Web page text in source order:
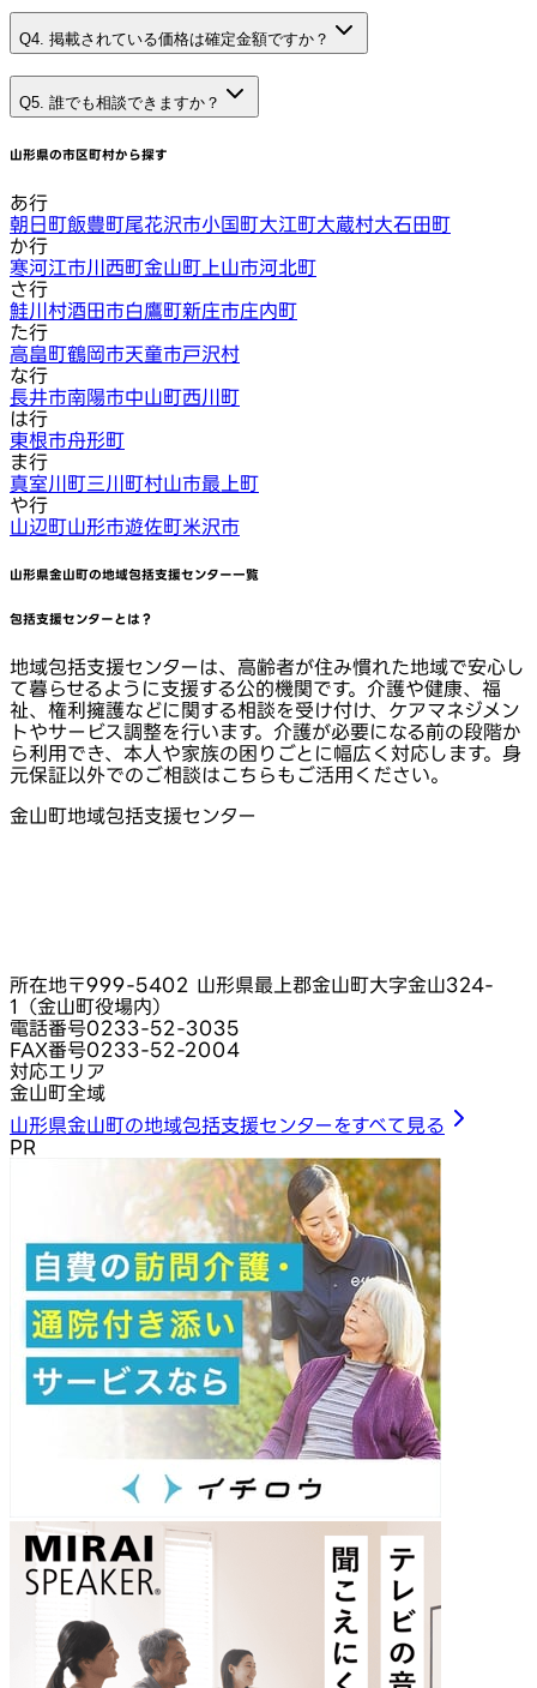
Q4. 掲載されている価格は確定金額ですか？
Q5. 誰でも相談できますか？
山形県の市区町村から探す
あ行
朝日町飯豊町尾花沢市小国町大江町大蔵村大石田町
か行
寒河江市川西町金山町 上山市河北町
さ行
鮭川村酒田市白鷹町新庄市庄内町
た行
高畠町鶴岡市天童市戸沢村
な行
長井市南陽市中山町西川町
は行
東根市舟形町
ま行
真室川町三川町村山市最上町
や行
山辺町山形市遊佐町米沢市
山形県金山町の地域包括支援センター一覧
包括支援センターとは？
地域包括支援センターは、高齢者が住み慣れた地域で安心し
て暮らせるように支援する公的機関です。介護や健康、福
祉、権利擁護などに関する相談を受け付け、ケアマネジメン
トやサービス調整を行います。介護が必要になる前の段階か
ら利用でき、本人や家族の困りごとに幅広く対応します。身
元保証以外でのご相談はこちらもご活用ください。
金山町地域包括支援センター
所在地〒999-5402 山形県最上郡金山町大字金山324-
1（金山町役場内）
電話番号0233-52-3035
FAX番号0233-52-2004
対応エリア
金山町全域
山形県金山町の地域包括支援センターをすべて見る
PR